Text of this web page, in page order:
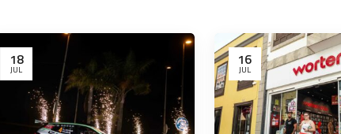
18
JUL
16
JUL